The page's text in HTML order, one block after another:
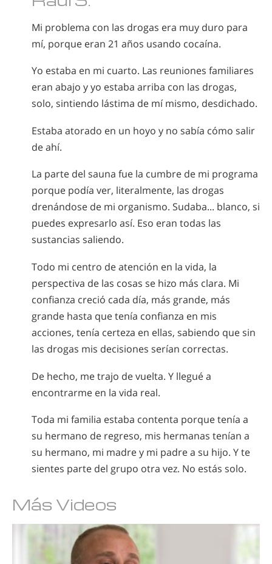
Árabe
Ucraniano
Croata
Turco
Mi problema con las drogas era muy duro para
mí, porque eran 21 años usando cocaína.
Yo estaba en mi cuarto. Las reuniones familiares
eran abajo y yo estaba arriba con las drogas,
solo, sintiendo lástima de mí mismo, desdichado.
Estaba atorado en un hoyo y no sabía cómo salir
de ahí.
La parte del sauna fue la cumbre de mi programa
porque podía ver, literalmente, las drogas
drenándose de mi organismo. Sudaba... blanco, si
puedes expresarlo así. Eso eran todas las
sustancias saliendo.
Todo mi centro de atención en la vida, la
perspectiva de las cosas se hizo más clara. Mi
confianza creció cada día, más grande, más
grande hasta que tenía confianza en mis
acciones, tenía certeza en ellas, sabiendo que sin
las drogas mis decisiones serían correctas.
De hecho, me trajo de vuelta. Y llegué a
encontrarme en la vida real.
Toda mi familia estaba contenta porque tenía a
su hermano de regreso, mis hermanas tenían a
su hermano, mi madre y mi padre a su hijo. Y te
sientes parte del grupo otra vez. No estás solo.
Más Videos